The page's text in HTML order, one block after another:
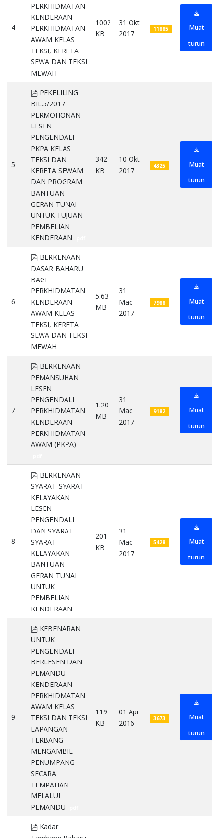
4
PERKHIDMATAN
KENDERAAN
PERKHIDMATAN
AWAM KELAS
TEKSI, KERETA
SEWA DAN TEKSI
MEWAH
1002
KB
31 Okt
2017
11885
Muat
turun
5
pdf
PEKELILING
BIL.5/2017
PERMOHONAN
LESEN
PENGENDALI
PKPA KELAS
TEKSI DAN
KERETA SEWAM
DAN PROGRAM
BANTUAN
GERAN TUNAI
UNTUK TUJUAN
PEMBELIAN
KENDERAAN
342
KB
10 Okt
2017
4325
Muat
turun
6
pdf
BERKENAAN
DASAR BAHARU
BAGI
PERKHIDMATAN
KENDERAAN
AWAM KELAS
TEKSI, KERETA
SEWA DAN TEKSI
MEWAH
5.63
MB
31
Mac
2017
7988
Muat
turun
7
pdf
BERKENAAN
PEMANSUHAN
LESEN
PENGENDALI
PERKHIDMATAN
KENDERAAN
PERKHIDMATAN
AWAM (PKPA)
1.20
MB
31
Mac
2017
9182
Muat
turun
8
pdf
BERKENAAN
SYARAT-SYARAT
KELAYAKAN
LESEN
PENGENDALI
DAN SYARAT-
SYARAT
KELAYAKAN
BANTUAN
GERAN TUNAI
UNTUK
PEMBELIAN
KENDERAAN
201
KB
31
Mac
2017
5428
Muat
turun
9
pdf
KEBENARAN
UNTUK
PENGENDALI
BERLESEN DAN
PEMANDU
KENDERAAN
PERKHIDMATAN
AWAM KELAS
TEKSI DAN TEKSI
LAPANGAN
TERBANG
MENGAMBIL
PENUMPANG
SECARA
TEMPAHAN
MELALUI
PEMANDU
119
KB
01 Apr
2016
3673
Muat
turun
pdf
Kadar